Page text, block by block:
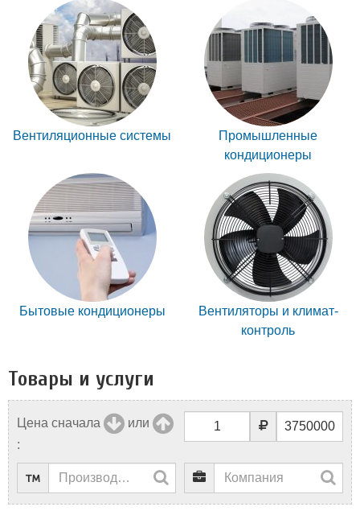
Вентиляционные системы
Промышленные
кондиционеры
Бытовые кондиционеры
Вентиляторы и климат-
контроль
Товары и услуги
Цена сначала
или
: